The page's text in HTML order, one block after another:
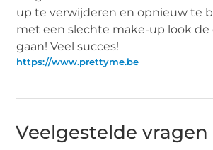
up te verwijderen en opnieuw te
met een slechte make-up look
gaan! Veel succes!
https://www.prettyme.be
Veelgestelde vragen